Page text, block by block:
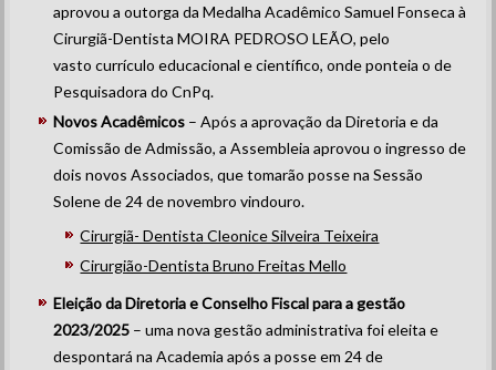
aprovou a outorga da Medalha Acadêmico Samuel Fonseca à
Cirurgiã-Dentista MOIRA PEDROSO LEÃO, pelo
vasto currículo educacional e científico, onde ponteia o de
Pesquisadora do CnPq.
Novos Acadêmicos – Após a aprovação da Diretoria e da
Comissão de Admissão, a Assembleia aprovou o ingresso de
dois novos Associados, que tomarão posse na Sessão
Solene de 24 de novembro vindouro.
Cirurgiã- Dentista Cleonice Silveira Teixeira
Cirurgião-Dentista Bruno Freitas Mello
Eleição da Diretoria e Conselho Fiscal para a gestão
2023/2025 – uma nova gestão administrativa foi eleita e
despontará na Academia após a posse em 24 de